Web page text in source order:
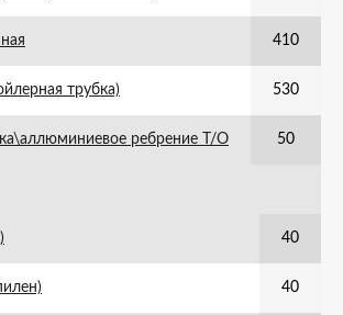
410
трубка) 530
ребрение Т/О 50
40
40